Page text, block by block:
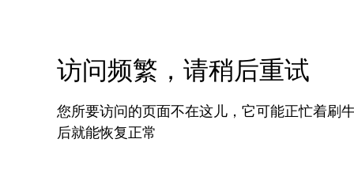
访问频繁，请稍后重试
您所要访问的页面不在这儿，它可能正忙着刷
后就能恢复正常